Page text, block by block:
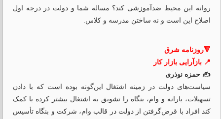
روانه این محیط ضدآموزشی کند؟ مساله شما و دولت در درجه اول
اصلاح این است و نه ساختن مدرسه و کلاس.
🔻روزنامه شرق
📍 بازآرایی بازار کار
✍️ حمزه نوذری
سیاست‌های دولت در زمینه اشتغال این‌گونه بوده است که با دادن
تسهیلات، یارانه و وام، بنگاه را تشویق به اشتغال بیشتر کرده یا کمک
کند افراد با قرض‌گرفتن از دولت در قالب وام، شرکت و بنگاه تأسیس